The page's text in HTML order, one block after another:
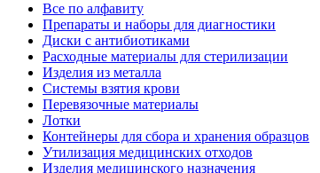
Все по алфавиту
Препараты и наборы для диагностики
Диски с антибиотиками
Расходные материалы для стерилизации
Изделия из металла
Системы взятия крови
Перевязочные материалы
Лотки
Контейнеры для сбора и хранения образцов
Утилизация медицинских отходов
Изделия медицинского назначения